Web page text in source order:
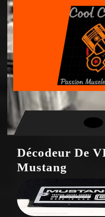
Skip
to
content
Décodeur De
Mustang